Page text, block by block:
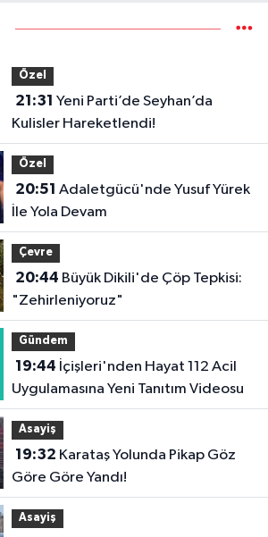
Özel
21:31
Kulisler Hareketlendi!
Özel
20:51
İle Yola Devam
Çevre
20:44
"Zehirleniyoruz"
Gündem
19:44
Uygulamasına Yeni Tanıtım Videosu
Asayiş
19:32
Göre Göre Yandı!
Asayiş